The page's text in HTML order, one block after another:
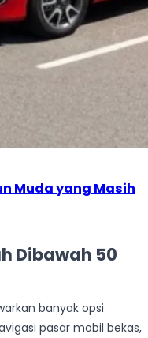
Muda yang Masih
Dibawah 50
banyak opsi
pasar mobil bekas,